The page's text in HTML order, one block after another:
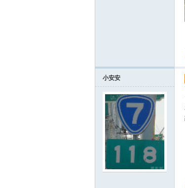
小安安